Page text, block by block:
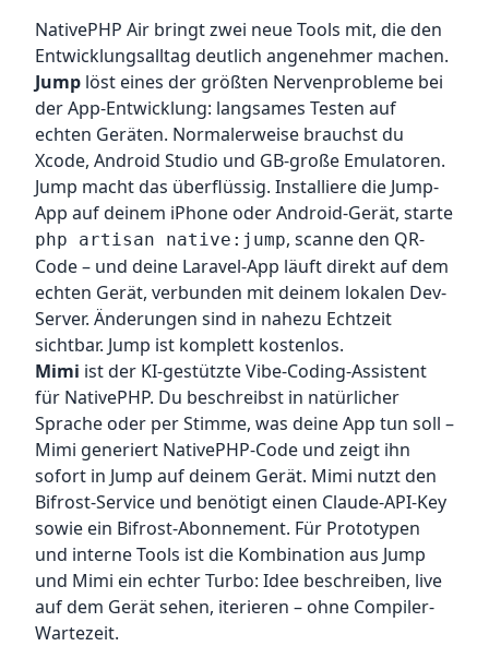
NativePHP Air bringt zwei neue Tools mit, die den
Entwicklungsalltag deutlich angenehmer machen.
Jump löst eines der größten Nervenprobleme bei
der App-Entwicklung: langsames Testen auf
echten Geräten. Normalerweise brauchst du
Xcode, Android Studio und GB-große Emulatoren.
Jump macht das überflüssig. Installiere die Jump-
App auf deinem iPhone oder Android-Gerät, starte
php artisan native:jump, scanne den QR-
Code – und deine Laravel-App läuft direkt auf dem
echten Gerät, verbunden mit deinem lokalen Dev-
Server. Änderungen sind in nahezu Echtzeit
sichtbar. Jump ist komplett kostenlos.
Mimi ist der KI-gestützte Vibe-Coding-Assistent
für NativePHP. Du beschreibst in natürlicher
Sprache oder per Stimme, was deine App tun soll –
Mimi generiert NativePHP-Code und zeigt ihn
sofort in Jump auf deinem Gerät. Mimi nutzt den
Bifrost-Service und benötigt einen Claude-API-Key
sowie ein Bifrost-Abonnement. Für Prototypen
und interne Tools ist die Kombination aus Jump
und Mimi ein echter Turbo: Idee beschreiben, live
auf dem Gerät sehen, iterieren – ohne Compiler-
Wartezeit.